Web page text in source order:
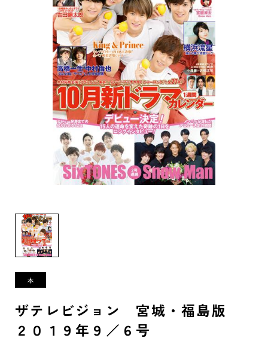
ザテレビジョン 宮城・福島版
２０１９年９／６号